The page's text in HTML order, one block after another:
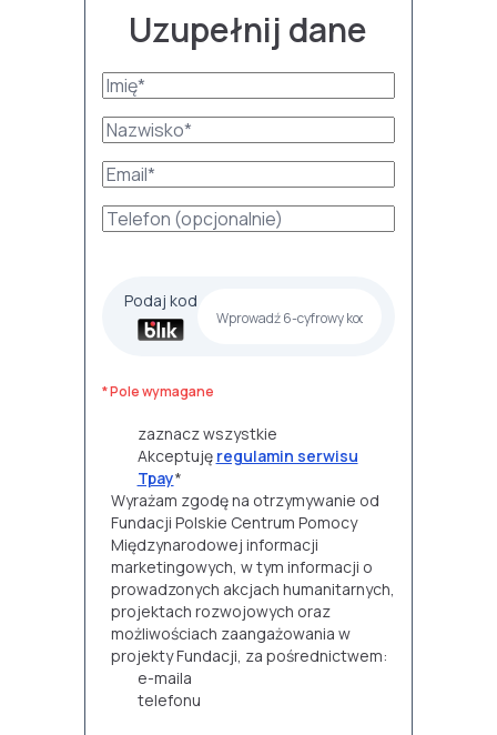
Uzupełnij dane
Podaj kod
* Pole wymagane
zaznacz wszystkie
Akceptuję regulamin serwisu
Tpay*
Wyrażam zgodę na otrzymywanie od
Fundacji Polskie Centrum Pomocy
Międzynarodowej informacji
marketingowych, w tym informacji o
prowadzonych akcjach humanitarnych,
projektach rozwojowych oraz
możliwościach zaangażowania w
projekty Fundacji, za pośrednictwem:
e-maila
telefonu